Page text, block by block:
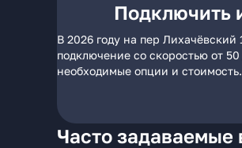
Подключить
В 2026 году на пер
подключение со скоростью от
необходимые опции и стоимость.
Часто задаваемые